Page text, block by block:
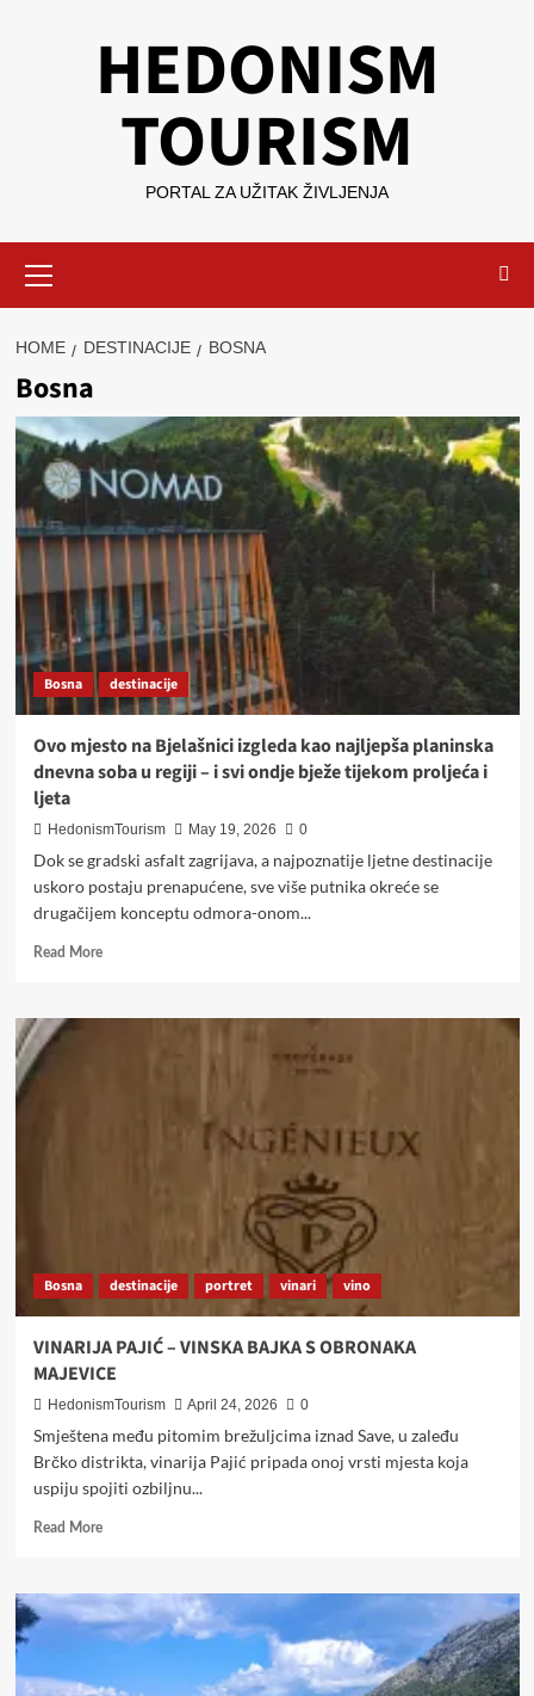
HEDONISM
TOURISM
PORTAL ZA UŽITAK ŽIVLJENJA
Menu
HOME DESTINACIJE BOSNA
Bosna
Bosna destinacije
Ovo mjesto na Bjelašnici izgleda kao najljepša planinska
dnevna soba u regiji – i svi ondje bježe tijekom proljeća i
ljeta
HedonismTourism May 19, 2026 0
Dok se gradski asfalt zagrijava, a najpoznatije ljetne destinacije
uskoro postaju prenapućene, sve više putnika okreće se
drugačijem konceptu odmora-onom...
Read MoreRead
Ovo
ondje
bježe
tijekom
i
ljeta
Bosna destinacije portret vinari vino
VINARIJA PAJIĆ – VINSKA BAJKA S OBRONAKA
MAJEVICE
HedonismTourism April 24, 2026 0
Smještena među pitomim brežuljcima iznad Save, u zaleđu
Brčko distrikta, vinarija Pajić pripada onoj vrsti mjesta koja
uspiju spojiti ozbiljnu...
Read MoreRead
VINARIJA
PAJIĆ